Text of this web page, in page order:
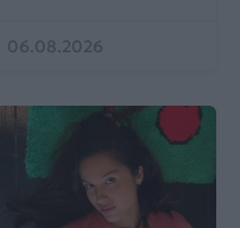
06.08.2026